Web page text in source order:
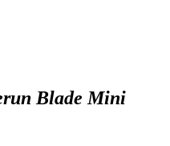
Blade Mini